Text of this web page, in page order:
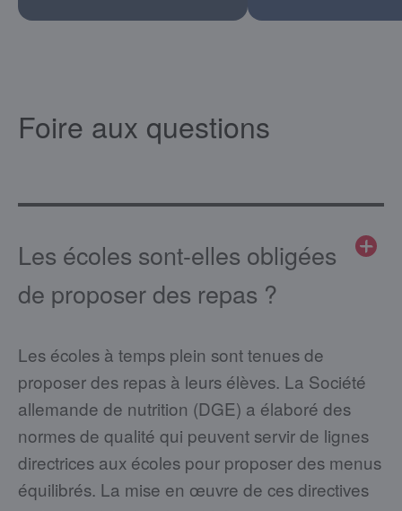
Foire aux questions
Les écoles sont-elles obligées
de proposer des repas ?
Les écoles à temps plein sont tenues de
proposer des repas à leurs élèves. La Société
allemande de nutrition (DGE) a élaboré des
normes de qualité qui peuvent servir de lignes
directrices aux écoles pour proposer des menus
équilibrés. La mise en œuvre de ces directives